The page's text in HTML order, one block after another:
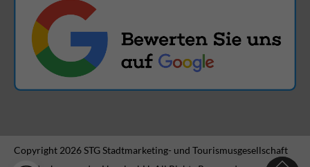
Copyright 2026 STG Stadtmarketing- und Tourismusgesellschaft